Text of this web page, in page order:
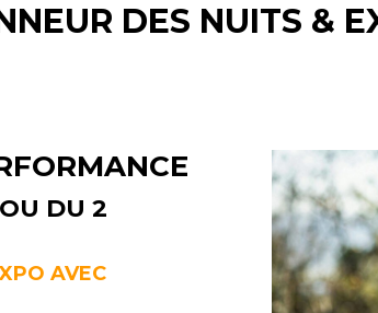
DES NUITS &
DU 2
AVEC